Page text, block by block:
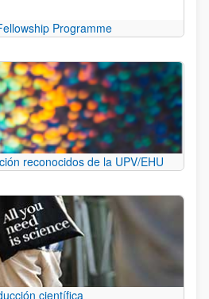
Programme
reconocidos de la UPV/EHU
científica